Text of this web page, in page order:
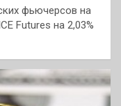
фьючерсов на
Futures на 2,03%